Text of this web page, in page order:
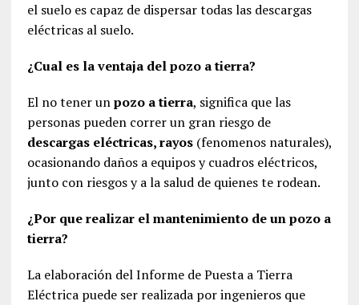
el suelo es capaz de dispersar todas las descargas
eléctricas al suelo.
¿Cual es la ventaja del pozo a tierra?
El no tener unpozo a tierra, significa que las
personas pueden correr un gran riesgo de
descargas eléctricas, rayos(fenomenos naturales),
ocasionando daños a equipos y cuadros eléctricos,
junto con riesgos y a la salud de quienes te rodean.
¿Por que realizar el mantenimiento de un pozo a
tierra?
La elaboración del Informe de Puesta a Tierra
Eléctrica puede ser realizada por ingenieros que